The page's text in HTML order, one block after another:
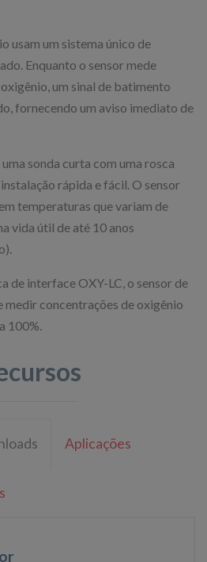
usam um sistema único de
Enquanto o sensor mede
um sinal de batimento
fornecendo um aviso imediato de
sonda curta com uma rosca
rápida e fácil. O sensor
temperaturas que variam de
vida útil de até 10 anos
de interface OXY-LC, o sensor de
concentrações de oxigênio
100%.
Aplicações